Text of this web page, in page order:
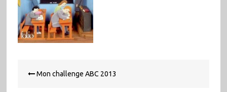
de Mon challenge ABC 2013